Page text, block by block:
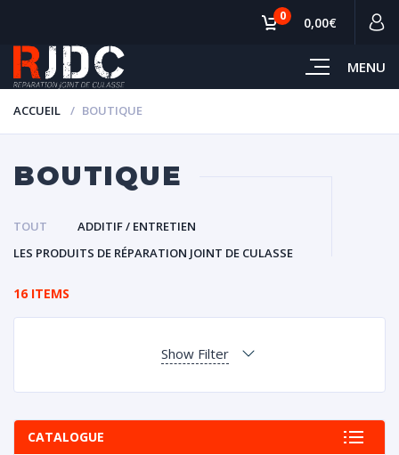
MENU
0 0,00€
ACCUEIL BOUTIQUE
BOUTIQUE
TOUT
ADDITIF / ENTRETIEN
LES PRODUITS DE RÉPARATION JOINT DE CULASSE
16 ITEMS
Show Filter
CATALOGUE